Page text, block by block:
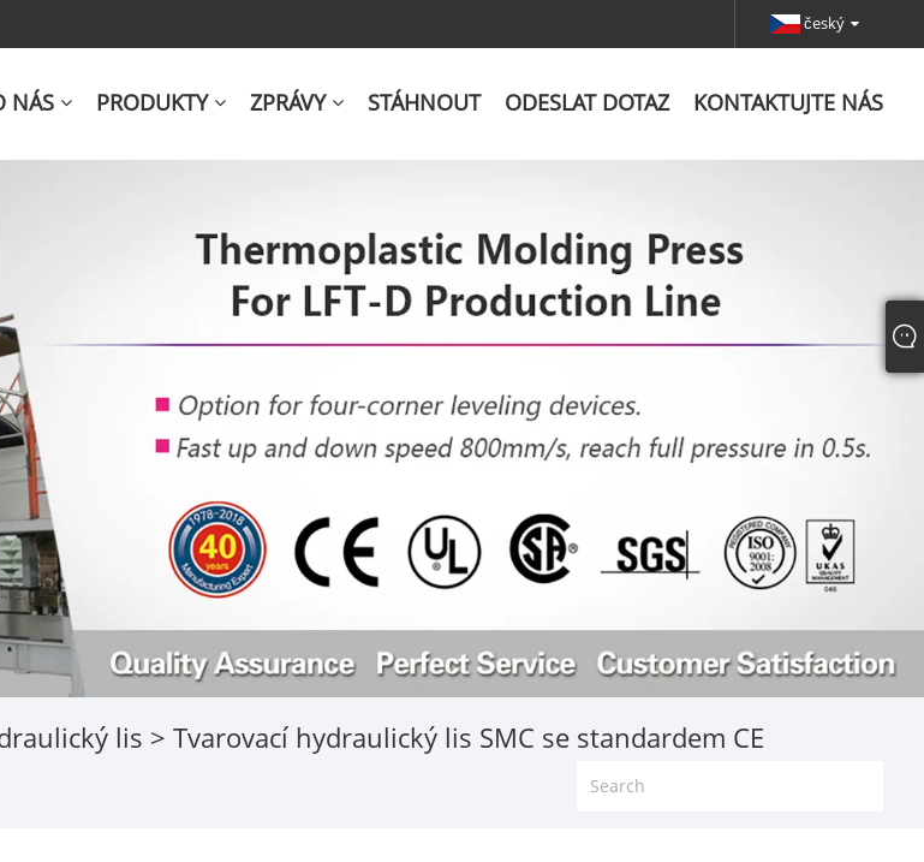
český
NÁS PRODUKTY ZPRÁVY STÁHNOUT ODESLAT DOTAZ KONTAKTUJTE NÁS
lis > Tvarovací hydraulický lis SMC se standardem CE